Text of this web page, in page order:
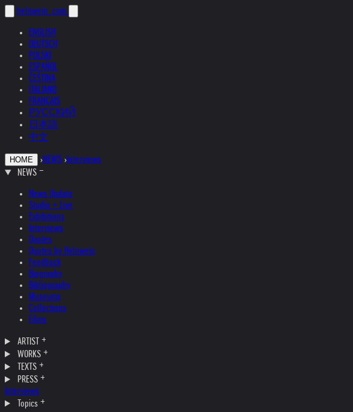
helnwein .com
ENGLISH
DEUTSCH
POLSKI
ESPAÑOL
ČEŠTINA
ITALIANO
FRANÇAIS
РУССКИЙ
日本語
中文
HOME ›NEWS ›Interviews
NEWS
News Update
Studio + Live
Exhibitions
Interviews
Quotes
Quotes by Helnwein
Feedback
Biography
Bibliography
Museums
Collections
Films
ARTIST
WORKS
TEXTS
PRESS
Interviews
Topics